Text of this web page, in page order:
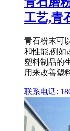
工艺,青
青石粉末可
和性能,例如
塑料制品的
用来改善塑
联系电话: